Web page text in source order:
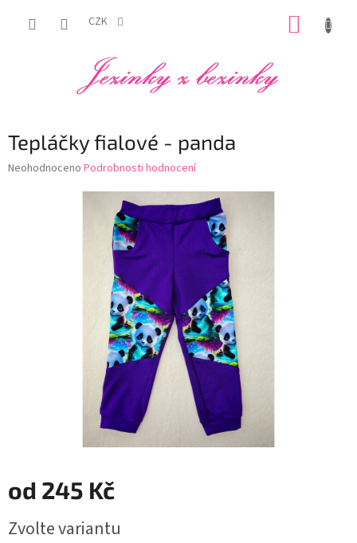
CZK
Tepláčky fialové - panda
Průměrné
Neohodnoceno Podrobnosti hodnocení
od 245 Kč
cena:
Zvolte variantu